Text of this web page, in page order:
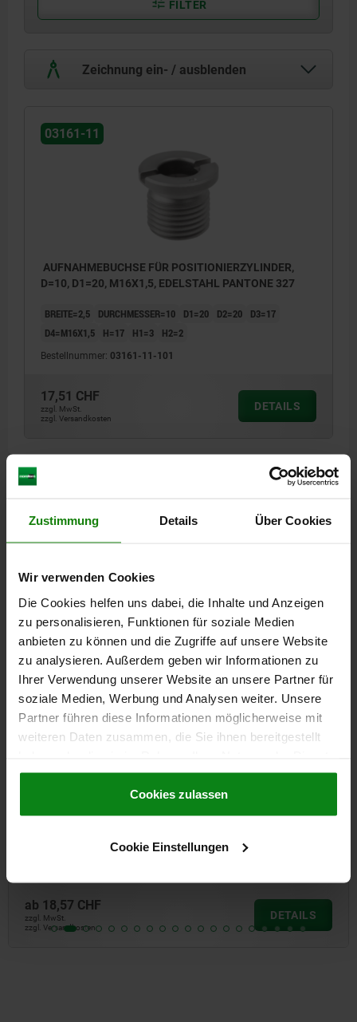
Zustimmung Details Über Cookies
Wir verwenden Cookies
Die Cookies helfen uns dabei, die Inhalte und Anzeigen
zu personalisieren, Funktionen für soziale Medien
anbieten zu können und die Zugriffe auf unsere Website
zu analysieren. Außerdem geben wir Informationen zu
Ihrer Verwendung unserer Website an unsere Partner für
soziale Medien, Werbung und Analysen weiter. Unsere
Partner führen diese Informationen möglicherweise mit
weiteren Daten zusammen, die Sie ihnen bereitgestellt
gesammelt haben.Cookie Richtlinien
Datenschutz|AGB
Cookies zulassen
Cookie Einstellungen
FILTER
Zeichnung ein- / ausblenden
03161-11
AUFNAHMEBUCHSE FÜR POSITIONIERZYLINDER,
D=10, D1=20, M16X1,5, EDELSTAHL PANTONE 327
BREITE=2,5 DURCHMESSER=10 D1=20 D2=20
D3=17
D4=M16X1,5
H=17 H1=3 H2=2
Bestellnummer: 03161-11-101
17,51 CHF
zzgl. MwSt.
zzgl. Versandkosten
DETAILS
DETAILS
CAD
DOWNLOADS
Andere Kunden kauften auch
DETAILS
03114
Zentrierbolzen für Richtbohrung
zzgl. Versandkosten